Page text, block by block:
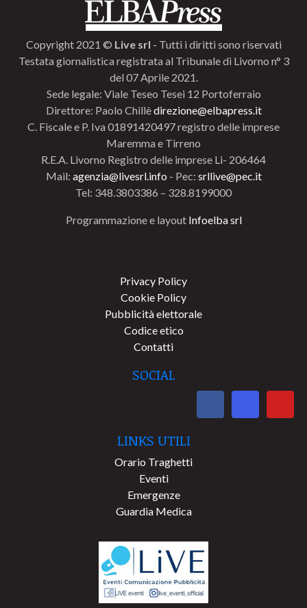
Copyright 2021 © Live srl - Tutti i diritti sono riservati
Testata giornalistica registrata al Tribunale di Livorno n° 3
del 07 Aprile 2021.
Sede legale: Viale Teseo Tesei 12 Portoferraio
Direttore: Paolo Chillèdirezione@elbapress.it
C. Fiscale e P. Iva 01891420497 registro delle imprese
Maremma e Tirreno
R.E.A. Livorno Registro delle imprese Li- 206464
Mail: agenzia@livesrl.info - Pec: srllive@pec.it
Tel: 348.3803386 – 328.8199000
Programmazione e layout Infoelba srl
Privacy Policy
Cookie Policy
Pubblicità elettorale
Codice etico
Contatti
SOCIAL
LINKS UTILI
Orario Traghetti
Eventi
Emergenze
Guardia Medica